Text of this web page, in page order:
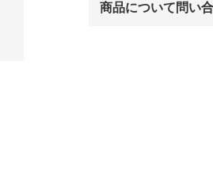
商品について問い